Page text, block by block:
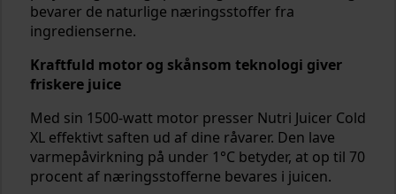
bevarer de naturlige næringsstoffer fra
ingredienserne.
Kraftfuld motor og skånsom teknologi giver
friskere juice
Med sin 1500-watt motor presser Nutri Juicer Cold
XL effektivt saften ud af dine råvarer. Den lave
varmepåvirkning på under 1°C betyder, at op til 70
procent af næringsstofferne bevares i juicen.